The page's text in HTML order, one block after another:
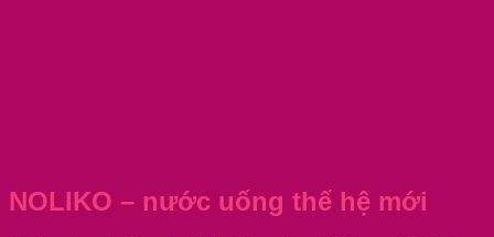
NOLIKO – nước uống thế hệ mới